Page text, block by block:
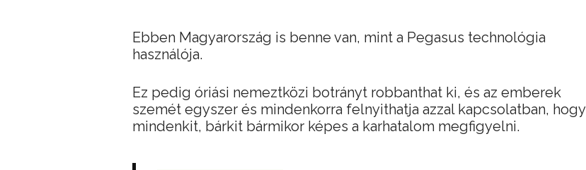
Ebben Magyarország is benne van, mint a Pegasus technológia
használója.
Ez pedig óriási nemeztközi botrányt robbanthat ki, és az emberek
szemét egyszer és mindenkorra felnyithatja azzal kapcsolatban, hogy
mindenkit, bárkit bármikor képes a karhatalom megfigyelni.